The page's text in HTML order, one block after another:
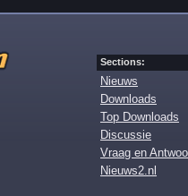
Sections:
Nieuws
Downloads
Top Downloads
Discussie
Vraag en
Nieuws2.nl